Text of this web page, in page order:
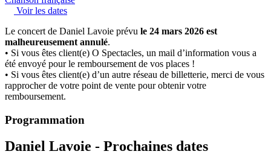
Voir les dates
Le concert de Daniel Lavoie prévu le 24 mars 2026 est
malheureusement annulé.
• Si vous êtes client(e) O Spectacles, un mail d’information vous a
été envoyé pour le remboursement de vos places !
• Si vous êtes client(e) d’un autre réseau de billetterie, merci de vous
rapprocher de votre point de vente pour obtenir votre
remboursement.
Programmation
Daniel Lavoie - Prochaines dates